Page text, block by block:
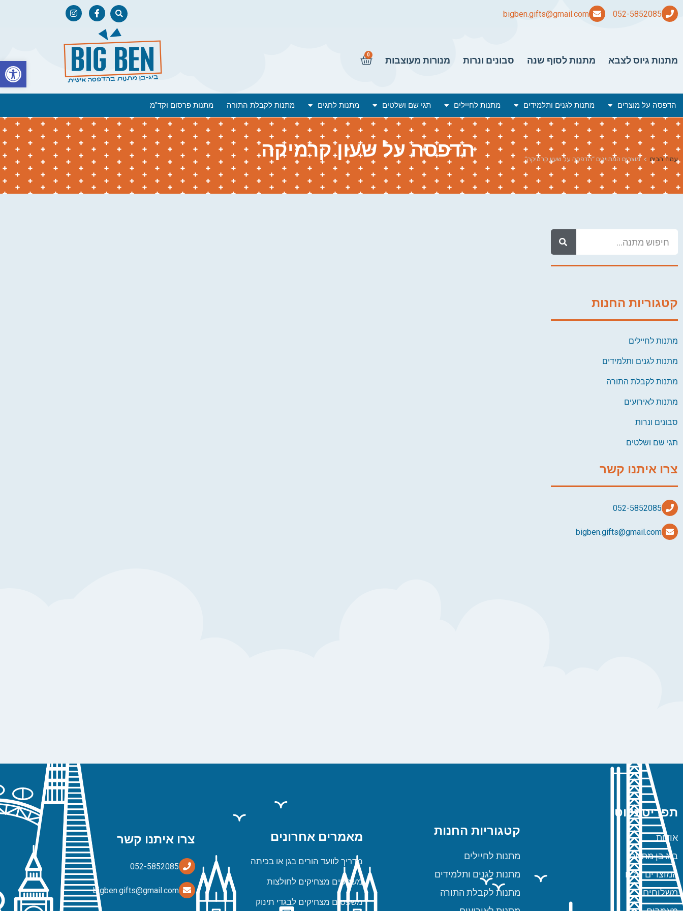
bigben.gifts@gmail.com
מתנות גיוס לצבא מתנות לסוף שנה סבונים ונרות מנורות מעוצבות
0
הדפסה על מוצרים מתנות לגנים ותלמידים מתנות לחיילים תגי שם ושלטים מתנות לחגים מתנות לקבלת התורה מתנות פרסום וקד"מ
הדפסה על שעון קרמיקה עמוד הבית > מוצרים המתויגים “הדפסה על שעון קרמיקה”
קטגוריות החנות
מתנות לחיילים
מתנות לגנים ותלמידים
מתנות לקבלת התורה
מתנות לאירועים
סבונים ונרות
תגי שם ושלטים
צרו איתנו קשר
bigben.gifts@gmail.com
תפריט ניווט
אודות
ביג בן מתנות
המוצרים שלנו
משלוחים
קטגוריות החנות
מתנות לחיילים
מתנות לגנים ותלמידים
מתנות לקבלת התורה
מאמרים אחרונים
מדריך לוועד הורים בגן או בכיתה
משפטים מצחיקים לחולצות
משפטים מצחיקים לבגדי תינוק
צרו איתנו קשר
bigben.gifts@gmail.com